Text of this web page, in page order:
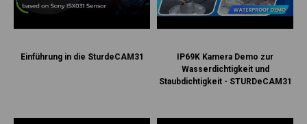
Einführung in die SturdeCAM31
IP69K Kamera Demo zur
Wasserdichtigkeit und
Staubdichtigkeit - STURDeCAM31